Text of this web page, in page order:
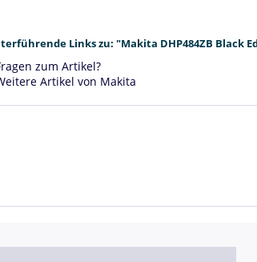
Links zu: "Makita DHP484ZB Black
zum Artikel?
Artikel von Makita